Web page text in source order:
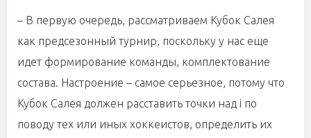
– В первую очередь, рассматриваем Кубок Салея
как предсезонный турнир, поскольку у нас еще
идет формирование команды, комплектование
состава. Настроение – самое серьезное, потому что
Кубок Салея должен расставить точки над i по
поводу тех или иных хоккеистов, определить их